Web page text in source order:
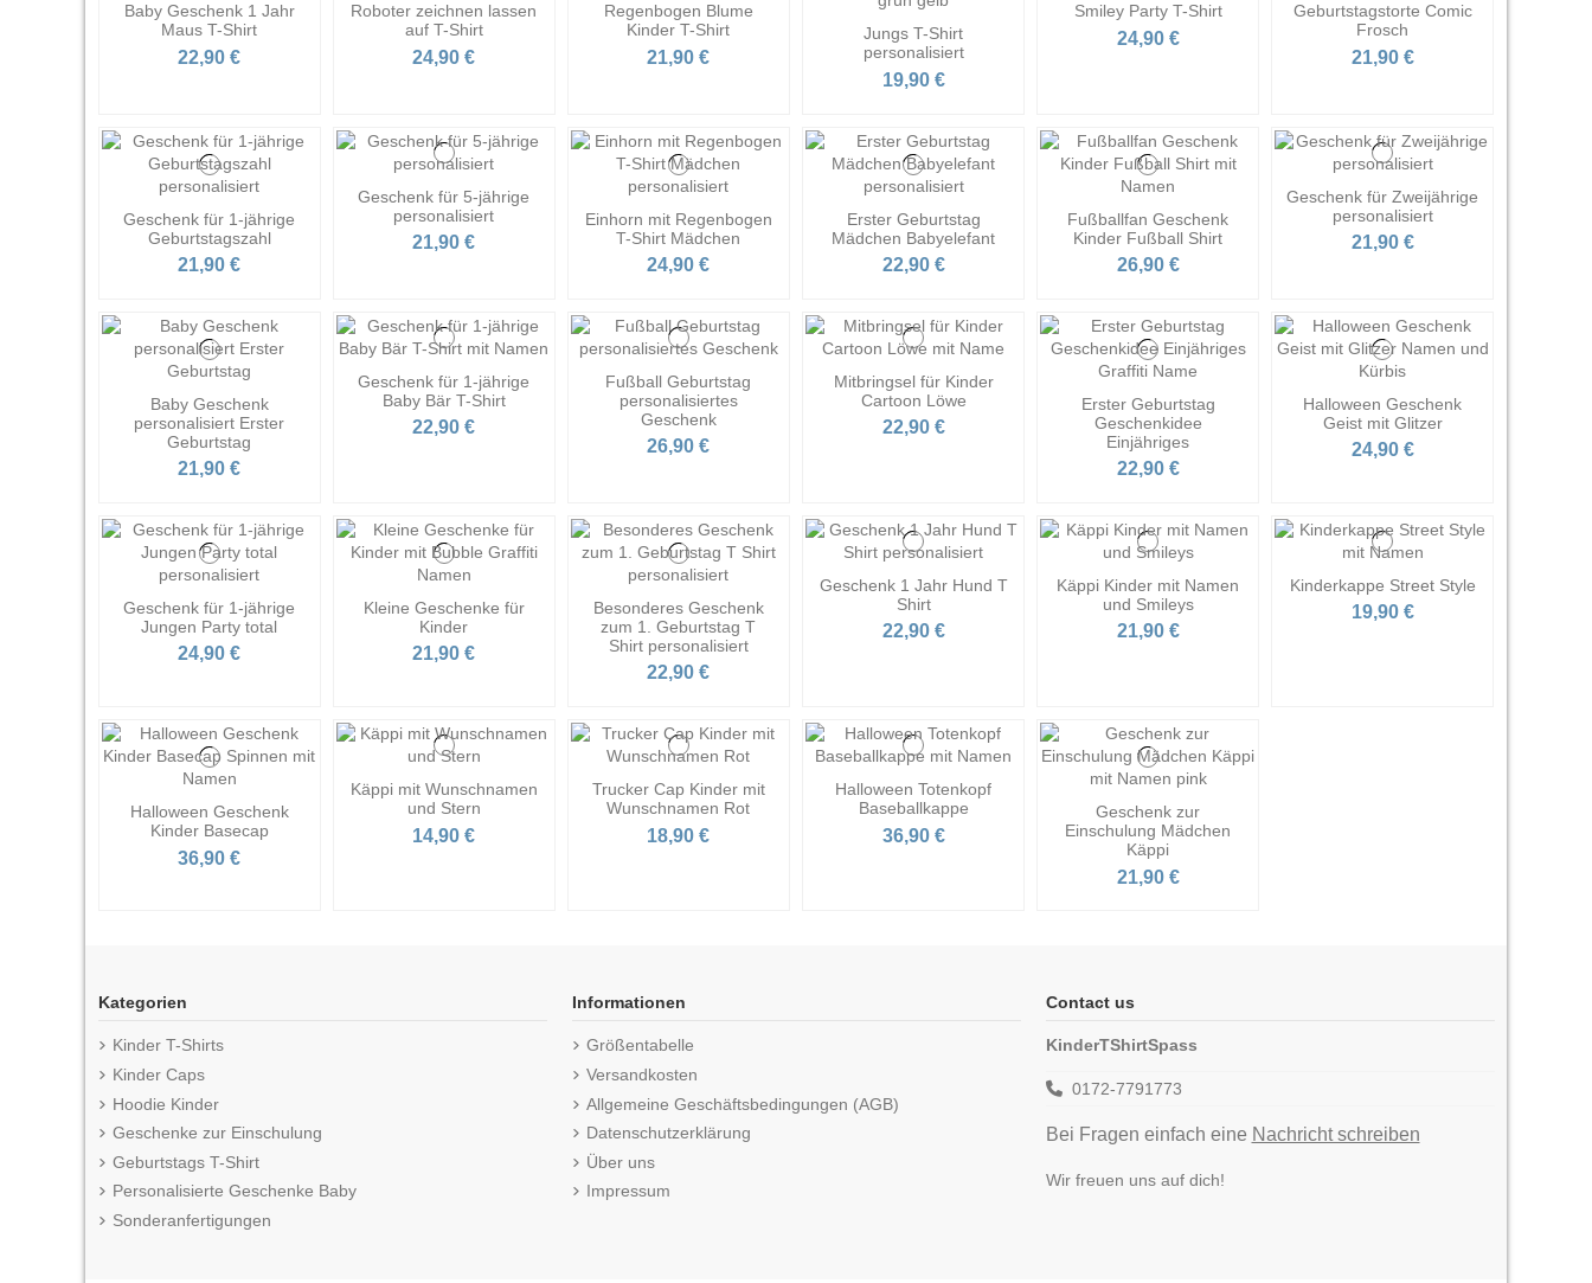
Baby Geschenk 1 Jahr
Maus T-Shirt
22,90 €
Roboter zeichnen lassen
auf T-Shirt
24,90 €
Regenbogen Blume
Kinder T-Shirt
21,90 €
Jungs T-Shirt
personalisiert
19,90 €
Smiley Party T-Shirt
24,90 €
Geburtstagstorte Comic
Frosch
21,90 €
Geschenk für 1-jährige
Geburtstagszahl
21,90 €
Geschenk für 5-jährige
personalisiert
21,90 €
Einhorn mit Regenbogen
T-Shirt Mädchen
24,90 €
Erster Geburtstag
Mädchen Babyelefant
22,90 €
Fußballfan Geschenk
Kinder Fußball Shirt
26,90 €
Geschenk für Zweijährige
personalisiert
21,90 €
Baby Geschenk
personalisiert Erster
Geburtstag
21,90 €
Geschenk für 1-jährige
Baby Bär T-Shirt
22,90 €
Fußball Geburtstag
personalisiertes
Geschenk
26,90 €
Mitbringsel für Kinder
Cartoon Löwe
22,90 €
Erster Geburtstag
Geschenkidee
Einjähriges
22,90 €
Halloween Geschenk
Geist mit Glitzer
24,90 €
Geschenk für 1-jährige
Jungen Party total
24,90 €
Kleine Geschenke für
Kinder
21,90 €
Besonderes Geschenk
zum 1. Geburtstag T
Shirt personalisiert
22,90 €
Geschenk 1 Jahr Hund T
Shirt
22,90 €
Käppi Kinder mit Namen
und Smileys
21,90 €
Kinderkappe Street Style
19,90 €
Halloween Geschenk
Kinder Basecap
36,90 €
Käppi mit Wunschnamen
und Stern
14,90 €
Trucker Cap Kinder mit
Wunschnamen Rot
18,90 €
Halloween Totenkopf
Baseballkappe
36,90 €
Geschenk zur
Einschulung Mädchen
Käppi
21,90 €
Kategorien
Kinder T-Shirts
Kinder Caps
Hoodie Kinder
Geschenke zur Einschulung
Geburtstags T-Shirt
Personalisierte Geschenke Baby
Sonderanfertigungen
Informationen
Größentabelle
Versandkosten
Allgemeine Geschäftsbedingungen (AGB)
Datenschutzerklärung
Über uns
Impressum
Contact us
KinderTShirtSpass
0172-7791773
Bei Fragen einfach eine Nachricht schreiben
Wir freuen uns auf dich!